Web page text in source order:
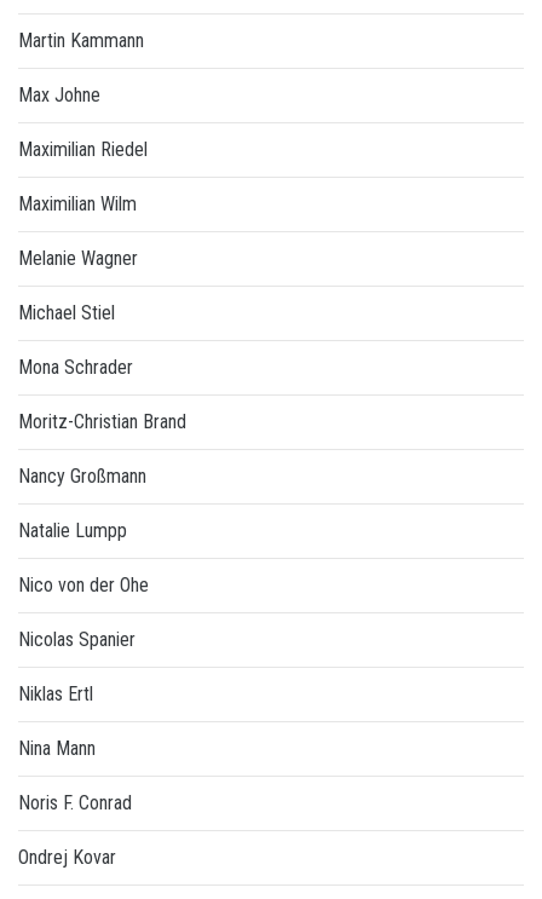
Martin Kammann
Max Johne
Maximilian Riedel
Maximilian Wilm
Melanie Wagner
Michael Stiel
Mona Schrader
Moritz-Christian Brand
Nancy Großmann
Natalie Lumpp
Nico von der Ohe
Nicolas Spanier
Niklas Ertl
Nina Mann
Noris F. Conrad
Ondrej Kovar